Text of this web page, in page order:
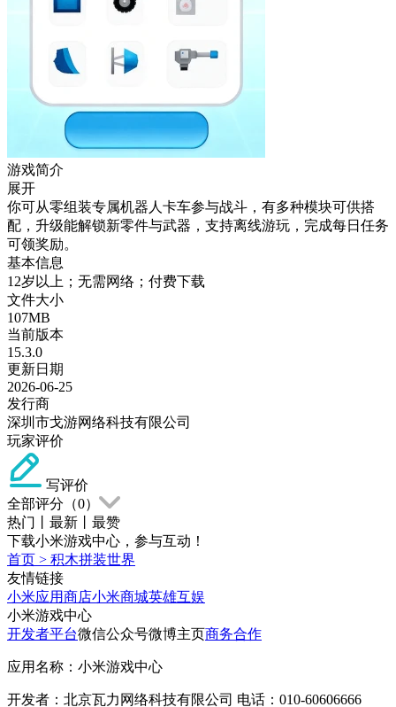
游戏简介
展开
你可从零组装专属机器人卡车参与战斗，有多种模块可供搭
配，升级能解锁新零件与武器，支持离线游玩，完成每日任务
可领奖励。
基本信息
12岁以上；无需网络；付费下载
文件大小
107MB
当前版本
15.3.0
更新日期
2026-06-25
发行商
深圳市戈游网络科技有限公司
玩家评价
写评价
全部评分（0）
热门
最新
最赞
下载小米游戏中心，参与互动！
首页 > 积木拼装世界
友情链接
小米应用商店小米商城英雄互娱
小米游戏中心
开发者平台微信公众号微博主页商务合作
应用名称：小米游戏中心
开发者：北京瓦力网络科技有限公司 电话：010-60606666